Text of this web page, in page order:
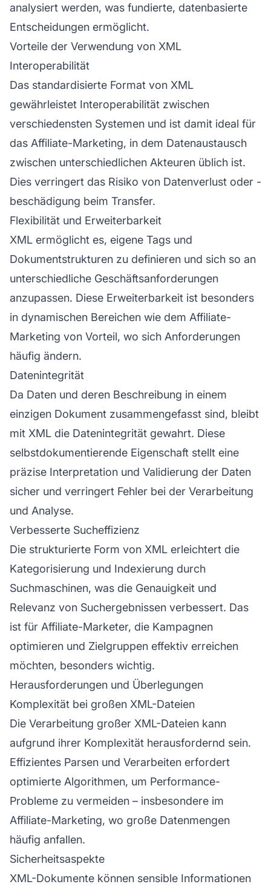
analysiert werden, was fundierte, datenbasierte
Entscheidungen ermöglicht.
Vorteile der Verwendung von XML
Interoperabilität
Das standardisierte Format von XML
gewährleistet Interoperabilität zwischen
verschiedensten Systemen und ist damit ideal für
das Affiliate-Marketing, in dem Datenaustausch
zwischen unterschiedlichen Akteuren üblich ist.
Dies verringert das Risiko von Datenverlust oder -
beschädigung beim Transfer.
Flexibilität und Erweiterbarkeit
XML ermöglicht es, eigene Tags und
Dokumentstrukturen zu definieren und sich so an
unterschiedliche Geschäftsanforderungen
anzupassen. Diese Erweiterbarkeit ist besonders
in dynamischen Bereichen wie dem Affiliate-
Marketing von Vorteil, wo sich Anforderungen
häufig ändern.
Datenintegrität
Da Daten und deren Beschreibung in einem
einzigen Dokument zusammengefasst sind, bleibt
mit XML die Datenintegrität gewahrt. Diese
selbstdokumentierende Eigenschaft stellt eine
präzise Interpretation und Validierung der Daten
sicher und verringert Fehler bei der Verarbeitung
und Analyse.
Verbesserte Sucheffizienz
Die strukturierte Form von XML erleichtert die
Kategorisierung und Indexierung durch
Suchmaschinen, was die Genauigkeit und
Relevanz von Suchergebnissen verbessert. Das
ist für Affiliate-Marketer, die Kampagnen
optimieren und Zielgruppen effektiv erreichen
möchten, besonders wichtig.
Herausforderungen und Überlegungen
Komplexität bei großen XML-Dateien
Die Verarbeitung großer XML-Dateien kann
aufgrund ihrer Komplexität herausfordernd sein.
Effizientes Parsen und Verarbeiten erfordert
optimierte Algorithmen, um Performance-
Probleme zu vermeiden – insbesondere im
Affiliate-Marketing, wo große Datenmengen
häufig anfallen.
Sicherheitsaspekte
XML-Dokumente können sensible Informationen